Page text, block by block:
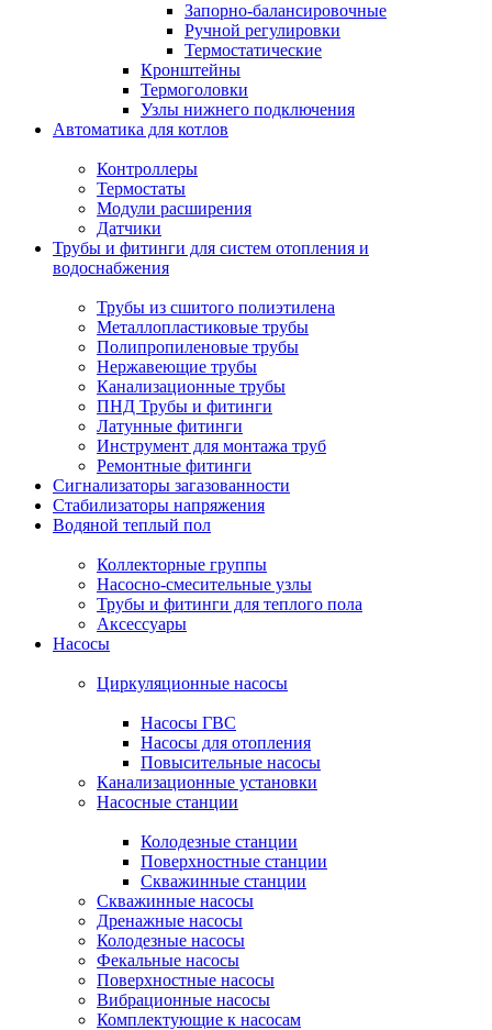
Запорно-балансировочные
Ручной регулировки
Термостатические
Кронштейны
Термоголовки
Узлы нижнего подключения
Автоматика для котлов
Контроллеры
Термостаты
Модули расширения
Датчики
Трубы и фитинги для систем отопления и
водоснабжения
Трубы из сшитого полиэтилена
Металлопластиковые трубы
Полипропиленовые трубы
Нержавеющие трубы
Канализационные трубы
ПНД Трубы и фитинги
Латунные фитинги
Инструмент для монтажа труб
Ремонтные фитинги
Сигнализаторы загазованности
Стабилизаторы напряжения
Водяной теплый пол
Коллекторные группы
Насосно-смесительные узлы
Трубы и фитинги для теплого пола
Аксессуары
Насосы
Циркуляционные насосы
Насосы ГВС
Насосы для отопления
Повысительные насосы
Канализационные установки
Насосные станции
Колодезные станции
Поверхностные станции
Скважинные станции
Скважинные насосы
Дренажные насосы
Колодезные насосы
Фекальные насосы
Поверхностные насосы
Вибрационные насосы
Комплектующие к насосам